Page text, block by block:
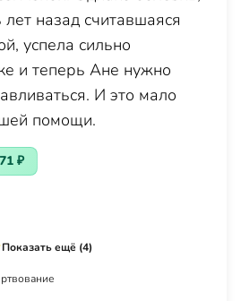
лет назад считавшаяся
успела сильно
и теперь Ане нужно
И это мало
помощи.
₽
Показать ещё (4)